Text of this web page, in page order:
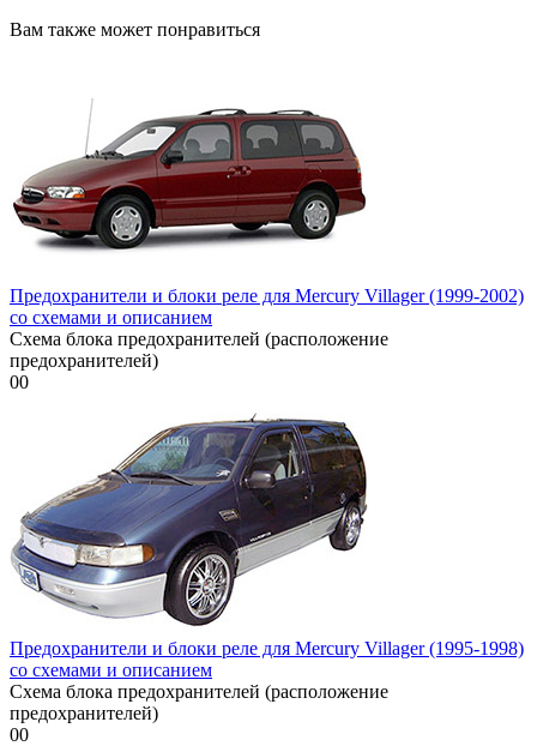
Вам также может понравиться
Предохранители и блоки реле для Mercury Villager (1999-2002)
со схемами и описанием
Схема блока предохранителей (расположение
предохранителей)
00
Предохранители и блоки реле для Mercury Villager (1995-1998)
со схемами и описанием
Схема блока предохранителей (расположение
предохранителей)
00